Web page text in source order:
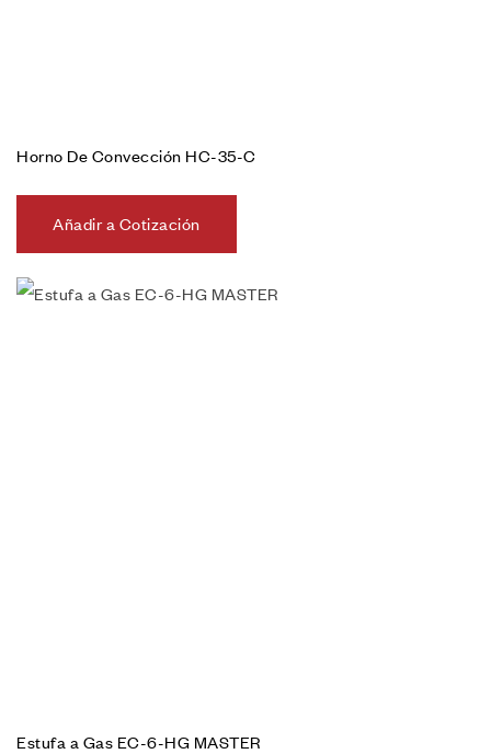
Horno De Convección HC-35-C
Añadir a Cotización
Estufa a Gas EC-6-HG MASTER